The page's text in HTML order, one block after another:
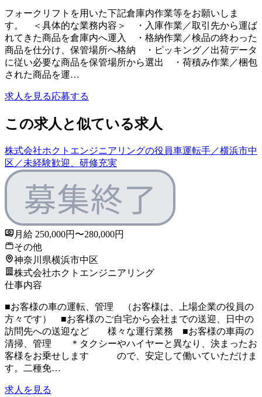
フォークリフトを用いた下記倉庫内作業等をお願いしま
す。 ＜具体的な業務内容＞ ・入庫作業／取引先から運ば
れてきた商品を倉庫内へ運入 ・格納作業／検品の終わった
商品を仕分け、保管場所へ格納 ・ピッキング／出荷データ
に従い必要な商品を保管場所から選出 ・荷積み作業／梱包
された商品を運…
求人を見る応募する
この求人と似ている求人
株式会社ホクトエンジニアリングの役員車運転手／横浜市中
区／未経験歓迎、研修充実
月給 250,000円〜280,000円
その他
神奈川県横浜市中区
株式会社ホクトエンジニアリング
仕事内容
■お客様の車の運転、管理 （お客様は、上場企業の役員の
方々です） ■お客様のご自宅から会社までの送迎、日中の
訪問先への送迎など 様々な運行業務 ■お客様の車両の
清掃、管理 ＊タクシーやハイヤーと異なり、決まったお
客様をお乗せします ので、安定して働いていただけま
す。二種免…
求人を見る